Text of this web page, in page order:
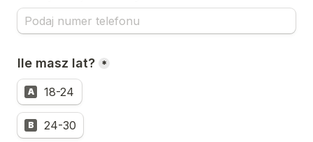
Ile masz lat? *
A 18-24
B 24-30